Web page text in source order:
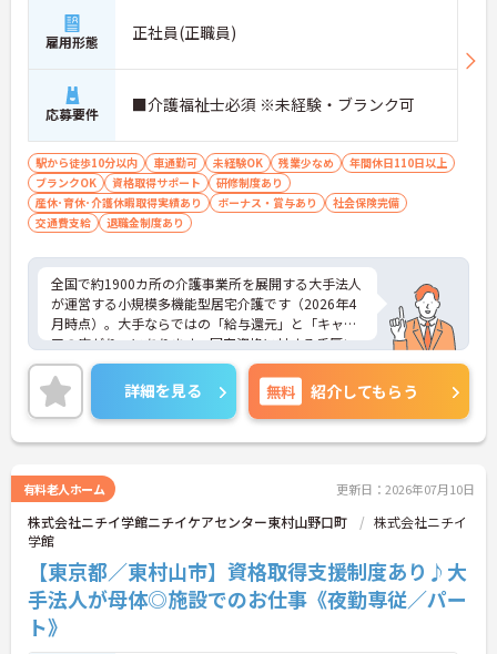
＜未経験・ブランクからでも着実にプロへ成長＞介
護のお仕事が初めての方や、お仕事から離れていた
がら基本から丁寧に学べるOJT体制が整っていま
す。さらに、介護技術や保険制度について学べる研
修も用意されているため、自分のペースで段階的に
スキルアップし、確かな自信をつけていくことがで
きます。
雇用形態 正社員(正職員)
応募要件 ■介護福祉士必須 ※未経験・ブランク可
駅から徒歩10分以内 車通勤可 未経験OK 残業少なめ
年間休日110日以上
ブランクOK
資格取得サポート
研修制度あり
産休･育休･介護休暇取得実績あり
ボーナス・賞与あり
社会保険完備
交通費支給
退職金制度あり
全国で約1900カ所の介護事業所を展開する大手法人
が運営する小規模多機能型居宅介護です（2026年4
月時点）。大手ならではの「給与還元」と「キャリ
アの広がり」にあります。国家資格に対する手厚い
資格手当はもちろん、勤続年数や時間帯別手当など
の各種手当が充実しており、これまでのご経験がし
っかりと給与に反映される仕組みが整っています。
また、全国展開の強固な基盤があるため、現場の介
護職からスタートし、将来的にはリーダー、サービ
ステップアップが明確に描けます。階層別の研修制
度も完備されており、役職に就いた後も継続的なフ
ォローアップを受けられます。ご自身の専門性を高
めながら、安定した高待遇でキャリアを築きたい方
にぜひ挑戦していただきたい職場です。
＜介護福祉士の資格・経験を最大限に評価する給与
体系＞
・国家資格に対する手厚い資格手当が支給され、ベ
詳細を見る 無料 紹介してもらう
有料老人ホーム 更新日：2026年07月10日
株式会社ニチイ学館ニチイケアセンター東村山野口町
株式会社ニチイ
学館
【東京都／東村山市】資格取得支援制度あり♪大
手法人が母体◎施設でのお仕事《夜勤専従／パー
ト》